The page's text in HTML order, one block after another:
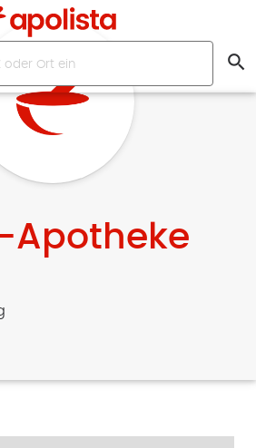
search
Apotheke